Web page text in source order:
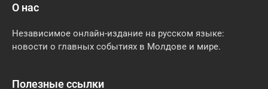
О нас
Независимое онлайн-издание на русском языке:
новости о главных событиях в Молдове и мире.
Полезные ссылки